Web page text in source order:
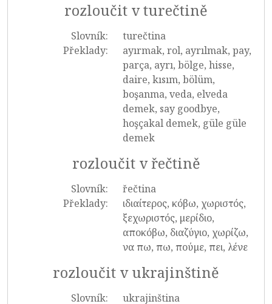
rozloučit v turečtině
Slovník:
turečtina
Překlady:
ayırmak, rol, ayrılmak, pay,
parça, ayrı, bölge, hisse,
daire, kısım, bölüm,
boşanma, veda, elveda
demek, say goodbye,
hoşçakal demek, güle güle
demek
rozloučit v řečtině
Slovník:
řečtina
Překlady:
ιδιαίτερος, κόβω, χωριστός,
ξεχωριστός, μερίδιο,
αποκόβω, διαζύγιο, χωρίζω,
να πω, πω, πούμε, πει, λένε
rozloučit v ukrajinštině
Slovník: ukrajinština